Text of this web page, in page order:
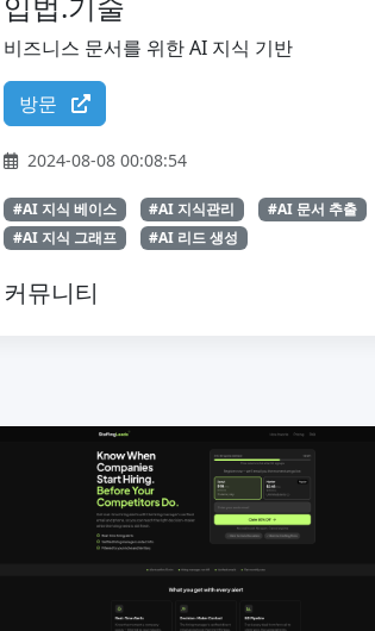
비즈니스 문서를 위한 AI 지식 기반
방문
2024-08-08 00:08:54
#AI 지식 베이스 #AI 지식관리 #AI 문서 추출
#AI 지식 그래프
#AI 리드 생성
커뮤니티